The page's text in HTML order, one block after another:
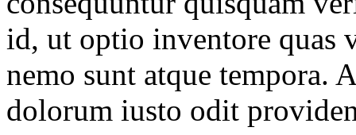
id, ut optio inventore quas
nemo sunt atque tempora.
dolorum iusto odit